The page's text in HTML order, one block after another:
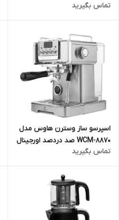
ماهه مارکو تجارت
تماس بگیرید
اسپرسو ساز وسترن هاوس مدل
WCM-8870 صد دردصد اورجینال
ارسال فوری
تماس بگیرید